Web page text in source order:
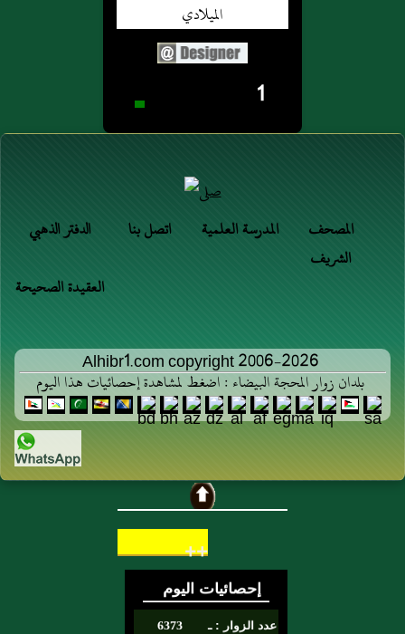
1
الدفتر الذهبي اتصل بنا المدرسة العلمية
المصحف
الشريف
العقيدة الصحيحة
Alhibr1.com copyright 2006-2026
بلدان زوار المحجة البيضاء : اضغط لمشاهدة إحصائيات هذا اليوم
++